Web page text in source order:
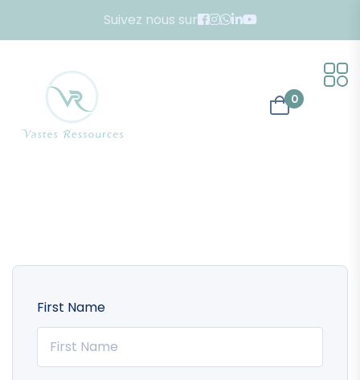
Suivez nous sur
0
First Name